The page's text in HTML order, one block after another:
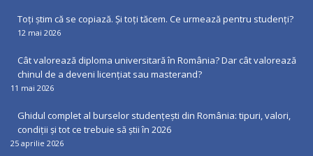
Toți știm că se copiază. Și toți tăcem. Ce urmează pentru studenți?
12 mai 2026
Cât valorează diploma universitară în România? Dar cât valorează
chinul de a deveni licențiat sau masterand?
11 mai 2026
Ghidul complet al burselor studențești din România: tipuri, valori,
condiții și tot ce trebuie să știi în 2026
25 aprilie 2026